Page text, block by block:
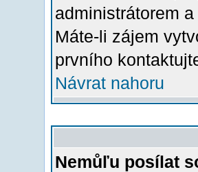
administrátorem
Máte-li zájem
prvního
Návrat nahoru
Nemůľu posílat